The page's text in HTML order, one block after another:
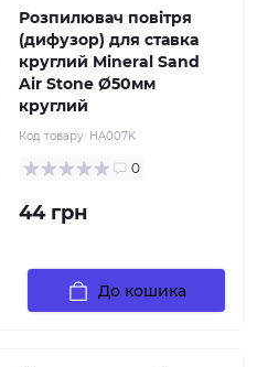
Розпилювач повітря
(дифузор) для ставка
круглий Mineral Sand
Air Stone Ø50мм
круглий
Код товару: HA007K
0
44 грн
До кошика